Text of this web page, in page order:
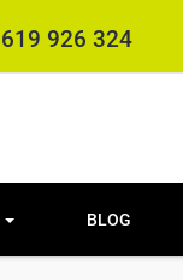
619 926 324
BLOG